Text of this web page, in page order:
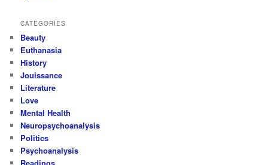
CATEGORIES
Beauty
Euthanasia
History
Jouissance
Literature
Love
Mental Health
Neuropsychoanalysis
Politics
Psychoanalysis